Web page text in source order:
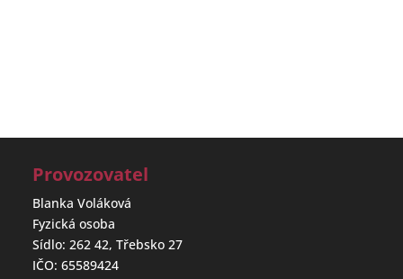
Provozovatel
Blanka Voláková
Fyzická osoba
Sídlo: 262 42, Třebsko 27
IČO: 65589424